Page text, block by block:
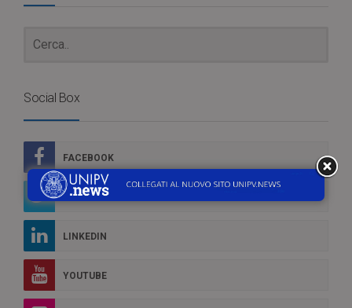
Social Box
FACEBOOK
TWITTER
LINKEDIN
YOUTUBE